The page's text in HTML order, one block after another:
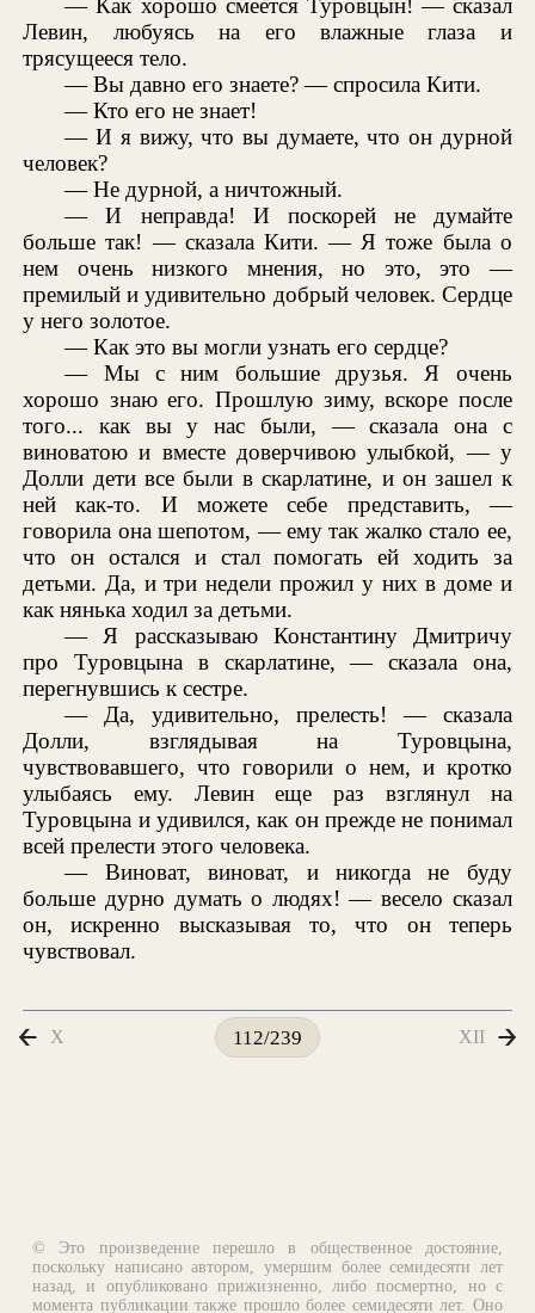
— Как хорошо смеется Туровцын! — сказал
Левин, любуясь на его влажные глаза и
трясущееся тело.
— Вы давно его знаете? — спросила Кити.
— Кто его не знает!
— И я вижу, что вы думаете, что он дурной
человек?
— Не дурной, а ничтожный.
— И неправда! И поскорей не думайте
больше так! — сказала Кити. — Я тоже была о
нем очень низкого мнения, но это, это —
премилый и удивительно добрый человек. Сердце
у него золотое.
— Как это вы могли узнать его сердце?
— Мы с ним большие друзья. Я очень
хорошо знаю его. Прошлую зиму, вскоре после
того... как вы у нас были, — сказала она с
виноватою и вместе доверчивою улыбкой, — у
Долли дети все были в скарлатине, и он зашел к
ней как-то. И можете себе представить, —
говорила она шепотом, — ему так жалко стало ее,
что он остался и стал помогать ей ходить за
детьми. Да, и три недели прожил у них в доме и
как нянька ходил за детьми.
— Я рассказываю Константину Дмитричу
про Туровцына в скарлатине, — сказала она,
перегнувшись к сестре.
— Да, удивительно, прелесть! — сказала
Долли, взглядывая на Туровцына,
чувствовавшего, что говорили о нем, и кротко
улыбаясь ему. Левин еще раз взглянул на
Туровцына и удивился, как он прежде не понимал
всей прелести этого человека.
— Виноват, виноват, и никогда не буду
больше дурно думать о людях! — весело сказал
он, искренно высказывая то, что он теперь
чувствовал.
X 112/239 XII
© Это произведение перешло в общественное достояние,
поскольку написано автором, умершим более семидесяти лет
назад, и опубликовано прижизненно, либо посмертно, но с
момента публикации также прошло более семидесяти лет. Оно